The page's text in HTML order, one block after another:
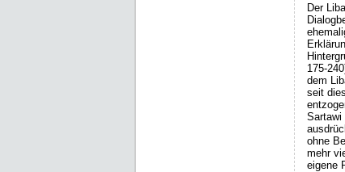
Der
175-
dem
seit
Sartawi
ohne
mehr
eigene